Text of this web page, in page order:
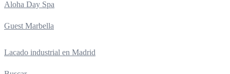
Aloha Day Spa
Guest Marbella
Lacado industrial en Madrid